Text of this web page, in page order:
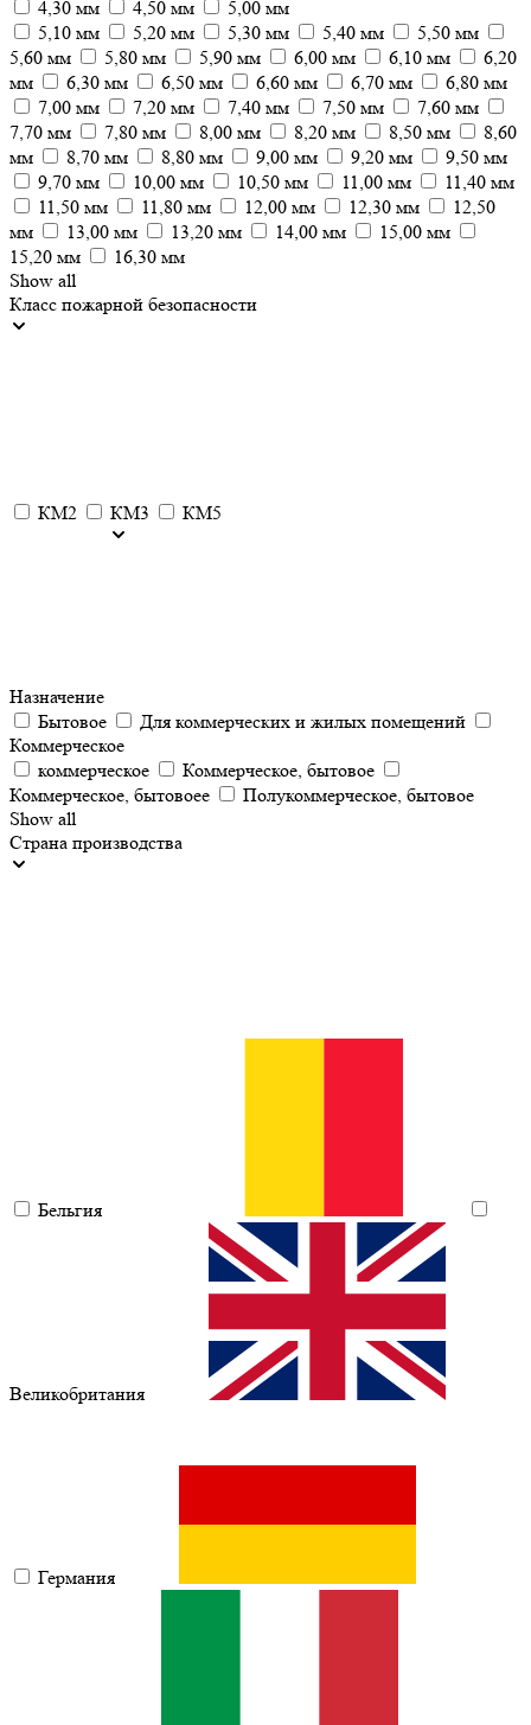
4,30 мм
4,50 мм
5,00 мм
5,10 мм
5,20 мм 5,30 мм 5,40 мм
5,50 мм
5,60 мм
5,80 мм 5,90 мм 6,00 мм 6,10 мм
6,20
мм
6,30 мм 6,50 мм 6,60 мм 6,70 мм
6,80 мм
7,00 мм
7,20 мм 7,40 мм 7,50 мм
7,60 мм
7,70 мм
7,80 мм 8,00 мм 8,20 мм 8,50 мм
8,60
мм
8,70 мм 8,80 мм 9,00 мм 9,20 мм
9,50 мм
9,70 мм
10,00 мм 10,50 мм 11,00 мм
11,40 мм
11,50 мм
11,80 мм 12,00 мм 12,30 мм
12,50
мм
13,00 мм 13,20 мм 14,00 мм
15,00 мм
15,20 мм
16,30 мм
Show all
Класс пожарной безопасности
КМ2 КМ3 КМ5
Назначение
Бытовое
Для коммерческих и жилых помещений
Коммерческое
коммерческое
Коммерческое, бытовое
Коммерческое, бытовоее
Полукоммерческое, бытовое
Show all
Страна производства
Бельгия
Великобритания
Германия